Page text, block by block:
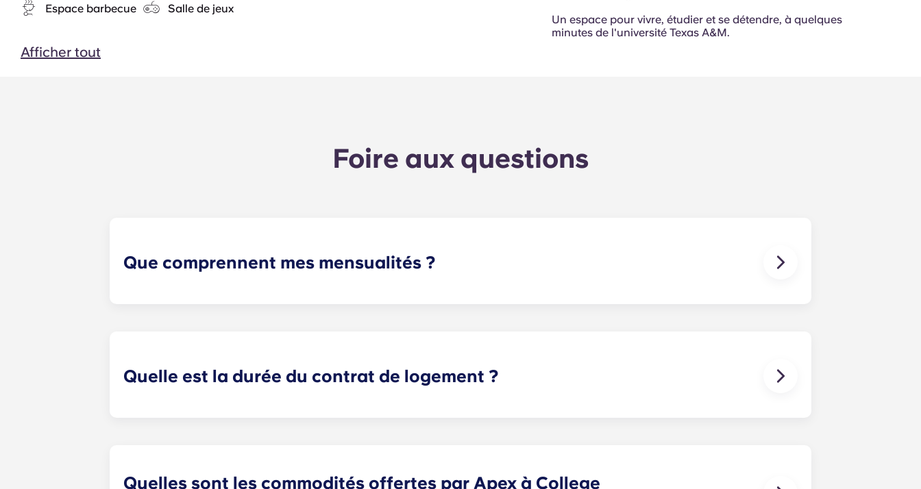
Espace barbecue Salle de jeux
Afficher tout
Un espace pour vivre, étudier et se détendre, à quelques
minutes de l'université Texas A&M.
Foire aux questions
Que comprennent mes mensualités ?
Quelle est la durée du contrat de logement ?
Quelles sont les commodités offertes par Apex à College